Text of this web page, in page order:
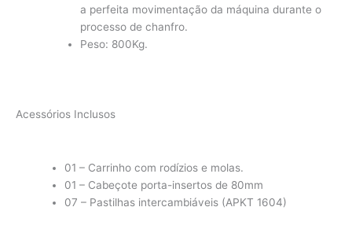
a perfeita movimentação da máquina durante o
processo de chanfro.
Peso: 800Kg.
Acessórios Inclusos
01 – Carrinho com rodízios e molas.
01 – Cabeçote porta-insertos de 80mm
07 – Pastilhas intercambiáveis (APKT 1604)